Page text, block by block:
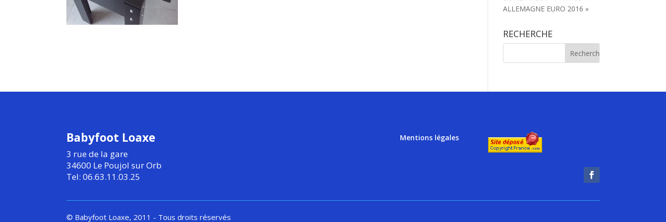
ALLEMAGNE EURO 2016 »
RECHERCHE
Babyfoot Loaxe
3 rue de la gare
34600 Le Poujol sur Orb
Tel: 06.63.11.03.25
Mentions légales
© Babyfoot Loaxe, 2011 - Tous droits réservés